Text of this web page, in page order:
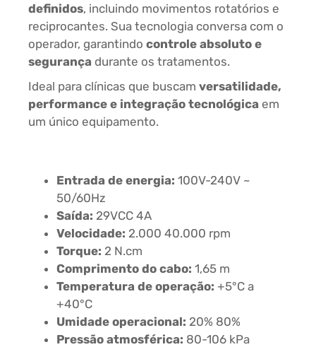
definidos, incluindo movimentos rotatórios e
reciprocantes. Sua tecnologia conversa com o
operador, garantindo controle absoluto e
segurança durante os tratamentos.
Ideal para clínicas que buscam versatilidade,
performance e integração tecnológica em
um único equipamento.
Entrada de energia: 100V-240V ~
50/60Hz
Saída: 29VCC 4A
Velocidade: 2.000 40.000 rpm
Torque: 2 N.cm
Comprimento do cabo: 1,65 m
Temperatura de operação: +5°C a
+40°C
Umidade operacional: 20% 80%
Pressão atmosférica: 80-106 kPa